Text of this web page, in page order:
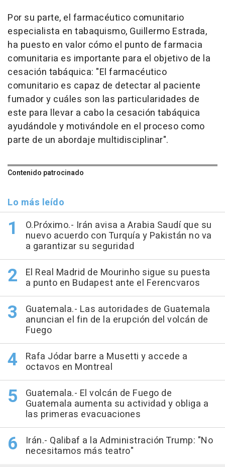
Por su parte, el farmacéutico comunitario
especialista en tabaquismo, Guillermo Estrada,
ha puesto en valor cómo el punto de farmacia
comunitaria es importante para el objetivo de la
cesación tabáquica: "El farmacéutico
comunitario es capaz de detectar al paciente
fumador y cuáles son las particularidades de
este para llevar a cabo la cesación tabáquica
ayudándole y motivándole en el proceso como
parte de un abordaje multidisciplinar".
Contenido patrocinado
Lo más leído
O.Próximo.- Irán avisa a Arabia Saudí que su
nuevo acuerdo con Turquía y Pakistán no va
a garantizar su seguridad
El Real Madrid de Mourinho sigue su puesta
a punto en Budapest ante el Ferencvaros
Guatemala.- Las autoridades de Guatemala
anuncian el fin de la erupción del volcán de
Fuego
Rafa Jódar barre a Musetti y accede a
octavos en Montreal
Guatemala.- El volcán de Fuego de
Guatemala aumenta su actividad y obliga a
las primeras evacuaciones
Irán.- Qalibaf a la Administración Trump: "No
necesitamos más teatro"